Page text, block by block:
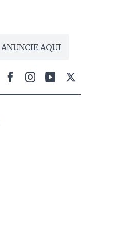
ANUNCIE AQUI